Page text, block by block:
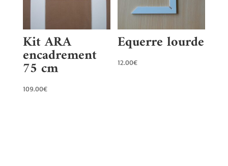
Kit ARA
encadrement
75 cm
109.00€
Equerre lourde
12.00€